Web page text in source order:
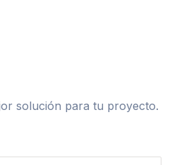
solución para tu proyecto.